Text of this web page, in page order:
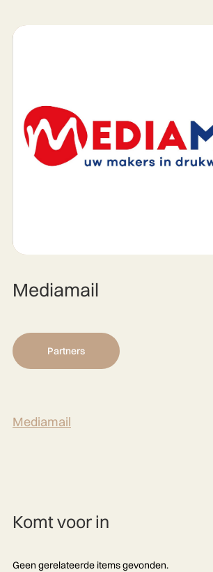
Mediamail
Partners
Mediamail
Komt voor in
Geen gerelateerde items gevonden.